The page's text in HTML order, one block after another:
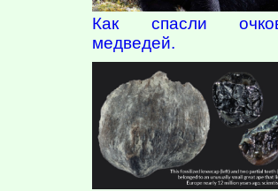
Как спасли
медведей.